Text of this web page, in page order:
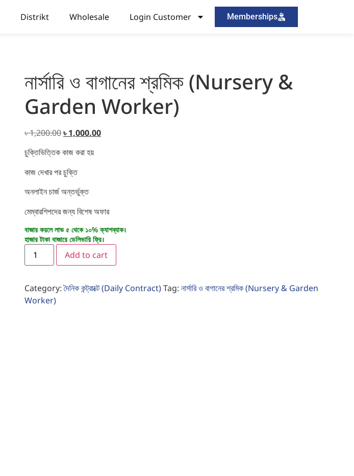
Distrikt Wholesale Login Customer Memberships
নার্সারি ও বাগানের শ্রমিক (Nursery &
Garden Worker)
৳1,200.00৳1,000.00
চুক্তিভিত্তিক কাজ করা হয়
কাজ দেখার পর চুক্তি
অনলাইন চার্জ অন্তর্ভুক্ত
মেম্বারশিপদের জন্য বিশেষ অফার
বাজার করলে লাভ ৫ থেকে ১০% ক্যাশব্যাক।
হাজার টাকা বাজারে ডেলিভারি ফ্রি।
Add to cart
Category:দৈনিক কন্ট্রাক্টে (Daily Contract)Tag: নার্সারি ও বাগানের শ্রমিক (Nursery & Garden
Worker)